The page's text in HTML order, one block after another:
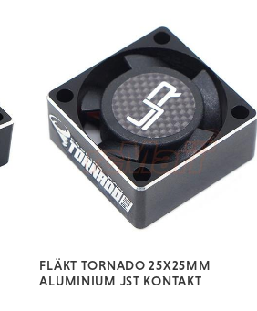
FLÄKT TORNADO 25X25MM
ALUMINIUM JST KONTAKT